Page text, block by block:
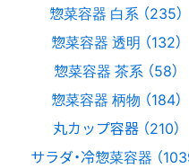
惣菜容器 白系 （235）
惣菜容器 透明 （132）
惣菜容器 茶系 （58）
惣菜容器 柄物 （184）
丸カップ容器 （210）
サラダ・冷惣菜容器 （